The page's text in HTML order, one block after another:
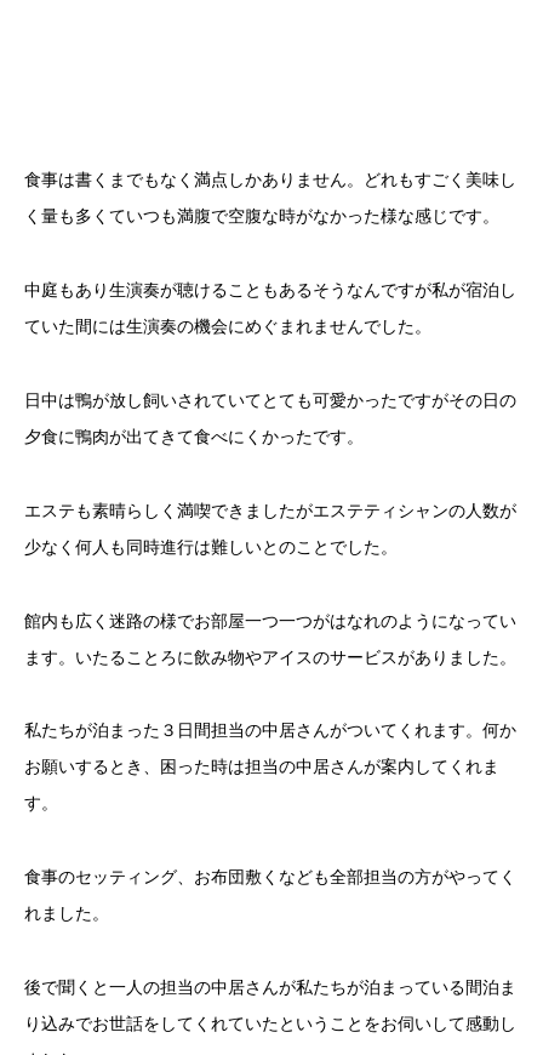
食事は書くまでもなく満点しかありません。どれもすごく美味し
く量も多くていつも満腹で空腹な時がなかった様な感じです。
中庭もあり生演奏が聴けることもあるそうなんですが私が宿泊し
ていた間には生演奏の機会にめぐまれませんでした。
日中は鴨が放し飼いされていてとても可愛かったですがその日の
夕食に鴨肉が出てきて食べにくかったです。
エステも素晴らしく満喫できましたがエステティシャンの人数が
少なく何人も同時進行は難しいとのことでした。
館内も広く迷路の様でお部屋一つ一つがはなれのようになってい
ます。いたることろに飲み物やアイスのサービスがありました。
私たちが泊まった３日間担当の中居さんがついてくれます。何か
お願いするとき、困った時は担当の中居さんが案内してくれま
す。
食事のセッティング、お布団敷くなども全部担当の方がやってく
れました。
後で聞くと一人の担当の中居さんが私たちが泊まっている間泊ま
り込みでお世話をしてくれていたということをお伺いして感動し